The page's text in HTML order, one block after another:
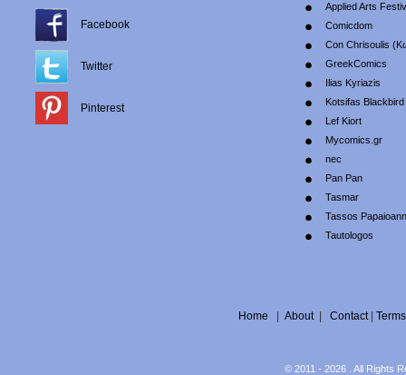
Facebook
Twitter
Pinterest
Applied Arts
Comicdom
Con Chrisoulis
GreekComics
Ilias Kyriazis
Kotsifas Blackbird
Lef Kiort
Mycomics.gr
nec
Pan Pan
Tasmar
Tassos
Tautologos
Home About| Contact| Terms
© 2011 - 2026 . All Rights